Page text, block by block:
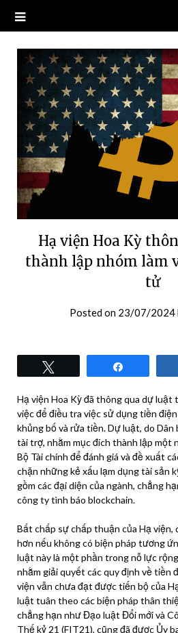
NDT CAPITAL
ĐIỆN TỬ
Blog về thị trường crypto, tiền
Hạ viện Hoa Kỳ
thành lập nhóm làm
tử
Posted on 23/07/2024
Hạ viện Hoa Kỳ đã thông qua dự luật
việc để điều tra việc sử dụng tiền
khủng bố và rửa tiền. Dự luật, do Dân
tài trợ, nhằm mục đích thành lập
Bộ Tài chính để đánh giá và đề xuất
chặn những kẻ xấu lạm dụng tài sản
gồm các đại diện của ngành, chẳng
công ty tình báo blockchain.
Bất chấp sự chấp thuận của Hạ
hơn nếu không có biện pháp tương
luật này là một phần trong nỗ lực
nhằm giải quyết các quy định về tiền
viện vẫn chưa đạt được tiến bộ của
luật tuân theo các biện pháp thân
chẳng hạn như Đạo luật Đổi mới và
Thế kỷ 21 (FIT21), cũng đã được Ủy